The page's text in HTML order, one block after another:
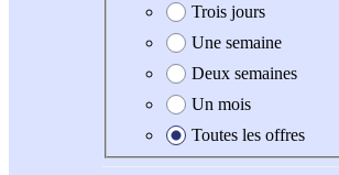
Trois jours
Une semaine
Deux semaines
Un mois
Toutes les offres